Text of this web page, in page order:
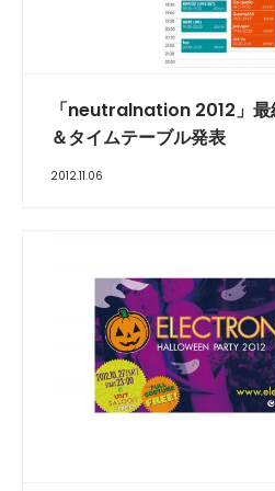
「neutralnation 2012」最
＆タイムテーブル発表
2012.11.06